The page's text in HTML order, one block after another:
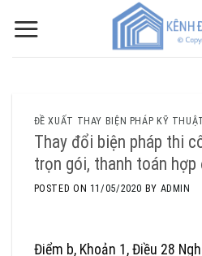
content
ĐỀ XUẤT THAY BIỆN PHÁP KỸ
Thay đổi biện pháp thi
trọn gói, thanh toán hợp
POSTED ON 11/05/2020 BY ADMIN
Điểm b, Khoản 1, Điều 28